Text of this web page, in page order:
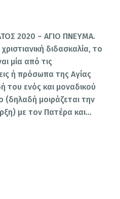
2020 – ΑΓΙΟ ΠΝΕΥΜΑ.
διδασκαλία, το
μία από τις
ή πρόσωπα της Αγίας
του ενός και μοναδικού
(δηλαδή μοιράζεται την
με τον Πατέρα και…